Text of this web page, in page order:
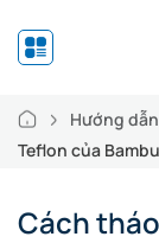
Hướng
Teflon của
Cách